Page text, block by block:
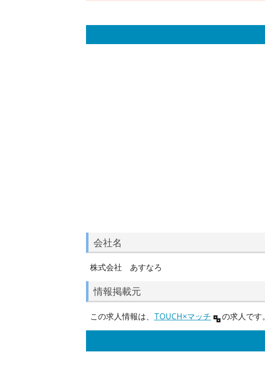
会社名
株式会社 あすなろ
情報掲載元
この求人情報は、 TOUCH×マッチ の求人です。